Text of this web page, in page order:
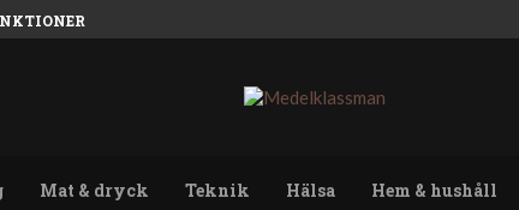
Mat & dryck Teknik Hälsa Hem & hushåll